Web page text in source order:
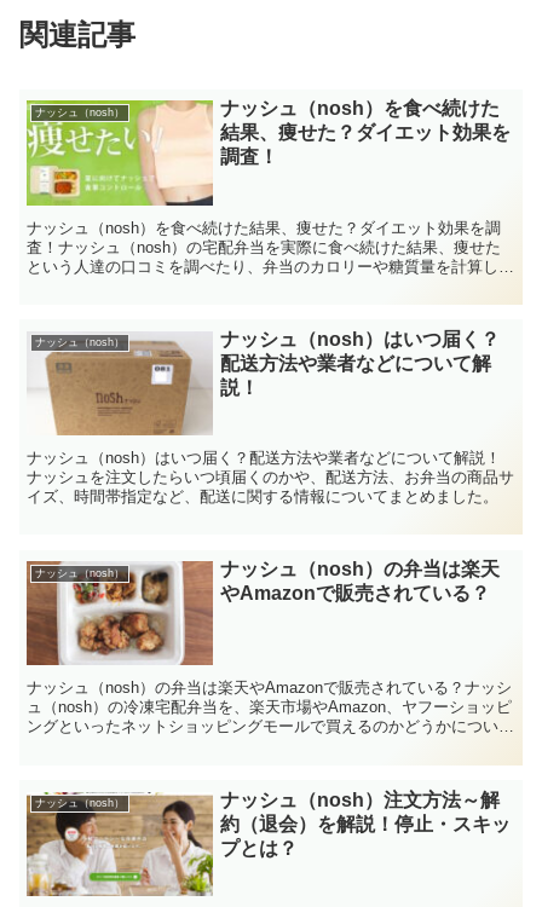
関連記事
ナッシュ（nosh）
ナッシュ（nosh）を食べ続けた
結果、痩せた？ダイエット効果を
調査！
ナッシュ（nosh）を食べ続けた結果、痩せた？ダイエット効果を調
査！ナッシュ（nosh）の宅配弁当を実際に食べ続けた結果、痩せた
という人達の口コミを調べたり、弁当のカロリーや糖質量を計算し
ナッシュ（nosh）
ナッシュ（nosh）はいつ届く？
配送方法や業者などについて解
説！
ナッシュ（nosh）はいつ届く？配送方法や業者などについて解説！
ナッシュを注文したらいつ頃届くのかや、配送方法、お弁当の商品サ
イズ、時間帯指定など、配送に関する情報についてまとめました。
ナッシュ（nosh）
ナッシュ（nosh）の弁当は楽天
やAmazonで販売されている？
ナッシュ（nosh）の弁当は楽天やAmazonで販売されている？ナッシ
ュ（nosh）の冷凍宅配弁当を、楽天市場やAmazon、ヤフーショッピ
ングといったネットショッピングモールで買えるのかどうかについ
ナッシュ（nosh）
ナッシュ（nosh）注文方法～解
約（退会）を解説！停止・スキッ
プとは？